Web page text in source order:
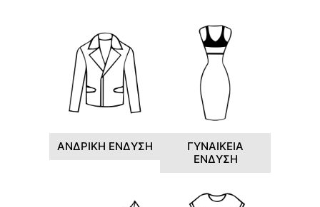
ΑΝΔΡΙΚΗ ΕΝΔΥΣΗ
ΓΥΝΑΙΚΕΙΑ
ΕΝΔΥΣΗ